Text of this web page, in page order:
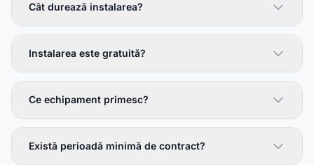
Cât durează instalarea?
Instalarea este gratuită?
Ce echipament primesc?
Există perioadă minimă de contract?